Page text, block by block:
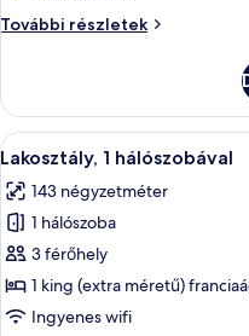
1
méretű)
franciaágy
További részletek
Junior
(extra
méretű)
franciaágy
részletei
A
következő
szoba
összes
képének
megtekintése:
Lakosztály,
8
Lakosztály, 1 hálószobával
143 négyzetméter
1 hálószoba
3 férőhely
1 king (extra méretű)
Ingyenes wifi